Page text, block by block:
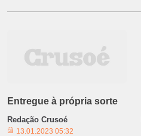
Entregue à própria sorte
Redação Crusoé
13.01.2023 05:32